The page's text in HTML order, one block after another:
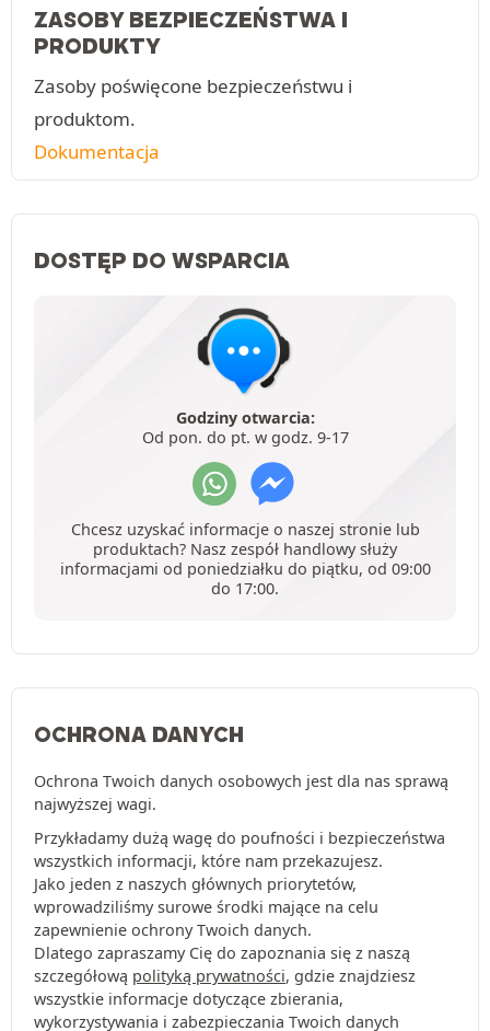
ZASOBY BEZPIECZEŃSTWA I
PRODUKTY
Zasoby poświęcone bezpieczeństwu i
produktom.
Dokumentacja
DOSTĘP DO WSPARCIA
Godziny otwarcia:
Od pon. do pt. w godz. 9-17
Chcesz uzyskać informacje o naszej stronie lub
produktach? Nasz zespół handlowy służy
informacjami od poniedziałku do piątku, od 09:00
do 17:00.
OCHRONA DANYCH
Ochrona Twoich danych osobowych jest dla nas sprawą
najwyższej wagi.
Przykładamy dużą wagę do poufności i bezpieczeństwa
wszystkich informacji, które nam przekazujesz.
Jako jeden z naszych głównych priorytetów,
wprowadziliśmy surowe środki mające na celu
zapewnienie ochrony Twoich danych.
Dlatego zapraszamy Cię do zapoznania się z naszą
szczegółową polityką prywatności, gdzie znajdziesz
wszystkie informacje dotyczące zbierania,
wykorzystywania i zabezpieczania Twoich danych